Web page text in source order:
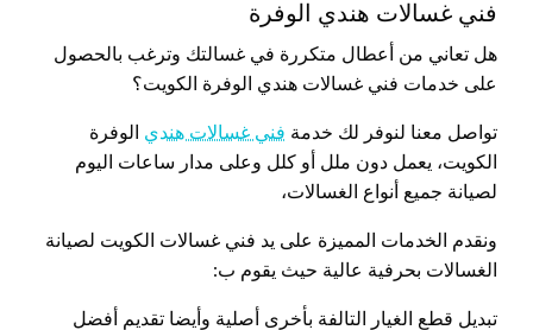
فني غسالات هندي الوفرة
هل تعاني من أعطال متكررة في غسالتك وترغب بالحصول
على خدمات فني غسالات هندي الوفرة الكويت؟
تواصل معنا لنوفر لك خدمة فني غسالات هندي الوفرة
الكويت، يعمل دون ملل أو كلل وعلى مدار ساعات اليوم
لصيانة جميع أنواع الغسالات،
ونقدم الخدمات المميزة على يد فني غسالات الكويت لصيانة
الغسالات بحرفية عالية حيث يقوم ب:
تبديل قطع الغيار التالفة بأخرى أصلية وأيضا تقديم أفضل